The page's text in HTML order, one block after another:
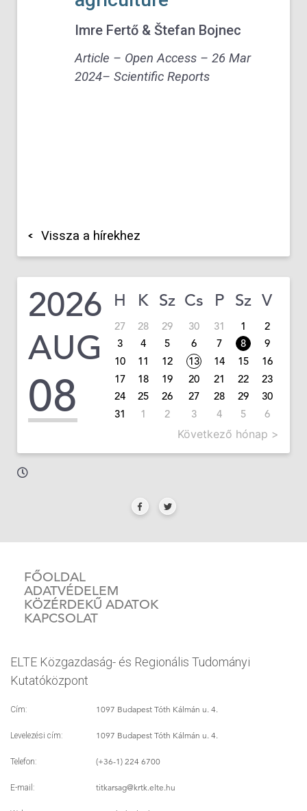
Imre Fertő & Štefan Bojnec
Article – Open Access – 26 Mar
2024– Scientific Reports
Vissza a hírekhez
2026
AUG
08
H K Sz Cs P Sz V
27 28 29 30 31 1
2
3
4 5 6 7 8
9
10
11 12 13 14 15
16
17
18 19 20 21 22
23
24
25 26 27 28 29
30
31
1 2 3 4 5 6
Következő hónap >
FŐOLDAL
ADATVÉDELEM
KÖZÉRDEKŰ ADATOK
KAPCSOLAT
ELTE Közgazdaság- és Regionális Tudományi
Kutatóközpont
Cím: 1097 Budapest Tóth Kálmán u. 4.
Levelezési cím: 1097 Budapest Tóth Kálmán u. 4.
Telefon: (+36-1) 224 6700
E-mail: titkarsag@krtk.elte.hu